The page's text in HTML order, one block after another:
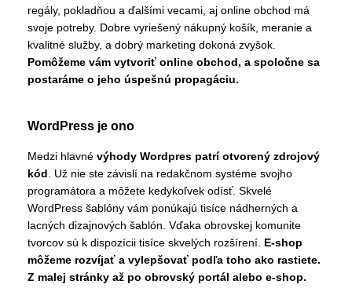
regály, pokladňou a ďalšími vecami, aj online obchod má
svoje potreby. Dobre vyriešený nákupný košík, meranie a
kvalitné služby, a dobrý marketing dokoná zvyšok.
Pomôžeme vám vytvoriť online obchod, a spoločne sa
postaráme o jeho úspešnú propagáciu.
WordPress je ono
Medzi hlavné výhody Wordpres patrí otvorený zdrojový
kód . Už nie ste závislí na redakčnom systéme svojho
programátora a môžete kedykoľvek odísť. Skvelé
WordPress šablóny vám ponúkajú tisíce nádherných a
lacných dizajnových šablón. Vďaka obrovskej komunite
tvorcov sú k dispozícii tisíce skvelých rozšírení. E-shop
môžeme rozvíjať a vylepšovať podľa toho ako rastiete.
Z malej stránky až po obrovský portál alebo e-shop.